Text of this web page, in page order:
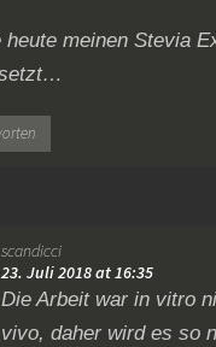
heute meinen Stevia
scandicci
23. Juli 2018 at 16:35
Die Arbeit war in vitro
vivo, daher wird es so